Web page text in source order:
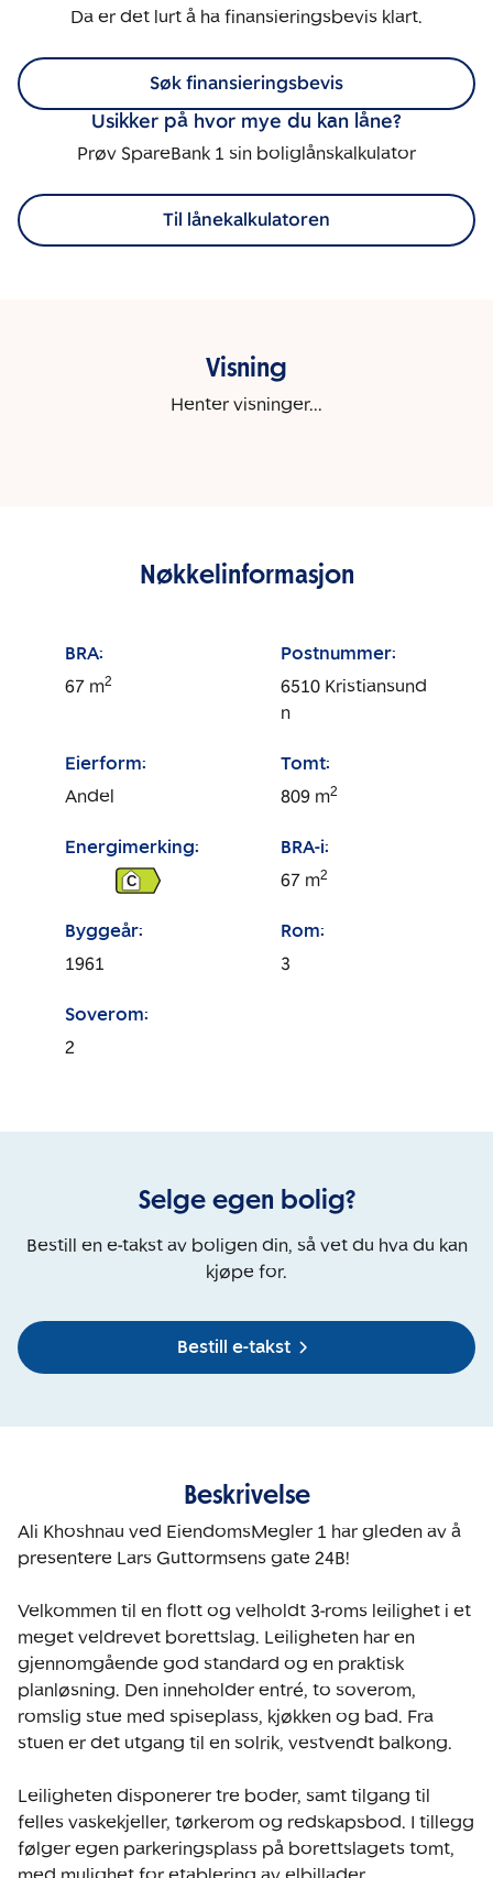
Da er det lurt å ha finansieringsbevis klart.
Søk finansieringsbevis
Usikker på hvor mye du kan låne?
Prøv SpareBank 1 sin boliglånskalkulator
Til lånekalkulatoren
Visning
Henter visninger...
Nøkkelinformasjon
BRA:
67 m2
Postnummer:
6510 Kristiansund
n
Eierform:
Andel
Tomt:
809 m2
Energimerking:
C
BRA-i:
67 m2
Byggeår:
1961
Rom:
3
Soverom:
2
Selge egen bolig?
Bestill en e-takst av boligen din, så vet du hva du kan
kjøpe for.
Bestill e-takst
Beskrivelse
Ali Khoshnau ved EiendomsMegler 1 har gleden av å
presentere Lars Guttormsens gate 24B!
Velkommen til en flott og velholdt 3-roms leilighet i et
meget veldrevet borettslag. Leiligheten har en
gjennomgående god standard og en praktisk
planløsning. Den inneholder entré, to soverom,
romslig stue med spiseplass, kjøkken og bad. Fra
stuen er det utgang til en solrik, vestvendt balkong.
Leiligheten disponerer tre boder, samt tilgang til
felles vaskekjeller, tørkerom og redskapsbod. I tillegg
følger egen parkeringsplass på borettslagets tomt,